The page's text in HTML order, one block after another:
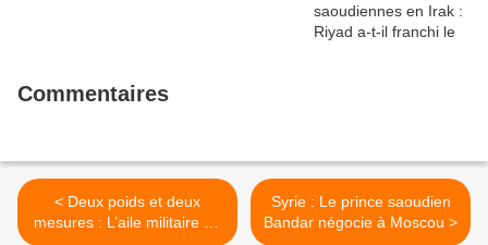
Commentaires
< Deux poids et deux
mesures : L’aile militaire du
Syrie : Le prince saoudien
Bandar négocie à Moscou >